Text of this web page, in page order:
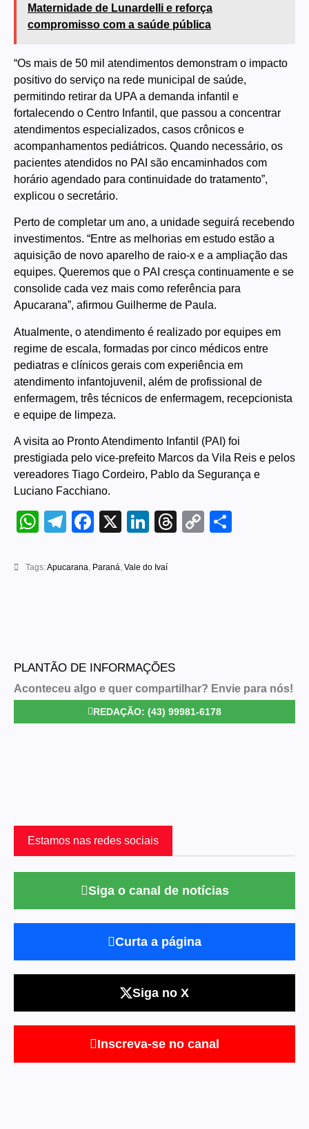
Maternidade de Lunardelli e reforça
compromisso com a saúde pública
“Os mais de 50 mil atendimentos demonstram o impacto
positivo do serviço na rede municipal de saúde,
permitindo retirar da UPA a demanda infantil e
fortalecendo o Centro Infantil, que passou a concentrar
atendimentos especializados, casos crônicos e
acompanhamentos pediátricos. Quando necessário, os
pacientes atendidos no PAI são encaminhados com
horário agendado para continuidade do tratamento”,
explicou o secretário.
Perto de completar um ano, a unidade seguirá recebendo
investimentos. “Entre as melhorias em estudo estão a
aquisição de novo aparelho de raio-x e a ampliação das
equipes. Queremos que o PAI cresça continuamente e se
consolide cada vez mais como referência para
Apucarana”, afirmou Guilherme de Paula.
Atualmente, o atendimento é realizado por equipes em
regime de escala, formadas por cinco médicos entre
pediatras e clínicos gerais com experiência em
atendimento infantojuvenil, além de profissional de
enfermagem, três técnicos de enfermagem, recepcionista
e equipe de limpeza.
A visita ao Pronto Atendimento Infantil (PAI) foi
prestigiada pelo vice-prefeito Marcos da Vila Reis e pelos
vereadores Tiago Cordeiro, Pablo da Segurança e
Luciano Facchiano.
WhatsApp
Telegram
Facebook
X LinkedIn
Threads
Copy
Tags:Apucarana, Paraná, Vale do Ivaí
PLANTÃO DE INFORMAÇÕES
Aconteceu algo e quer compartilhar? Envie para nós!
REDAÇÃO: (43) 99981-6178
Estamos nas redes sociais
Siga o canal de notícias
Curta a página
Siga no X
Inscreva-se no canal